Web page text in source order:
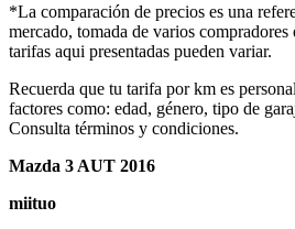
*La comparación de precios es una
mercado, tomada de varios
tarifas aqui presentadas pueden variar.
Recuerda que tu tarifa por km es
factores como: edad, género, tipo de
Consulta términos y condiciones.
Mazda 3 AUT 2016
miituo